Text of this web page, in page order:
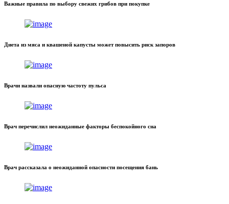
Важные правила по выбору свежих грибов при покупке
Диета из мяса и квашеной капусты может повысить риск запоров
Врачи назвали опасную частоту пульса
Врач перечислил неожиданные факторы беспокойного сна
Врач рассказала о неожиданной опасности посещения бань